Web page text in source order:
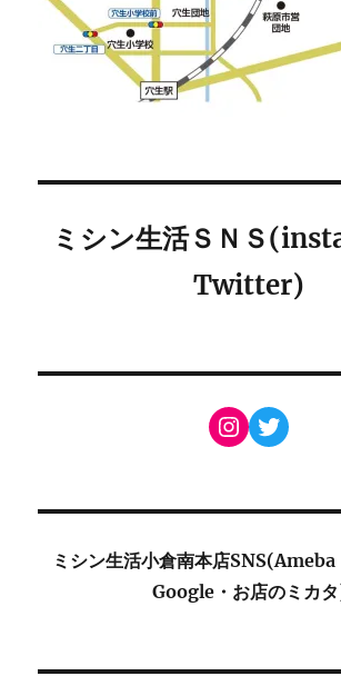
ミシン生活ＳＮＳ
Twitter)
Instagram
Twitter
ミシン生活小倉南本店SNS(Ameba
Google・お店のミカ